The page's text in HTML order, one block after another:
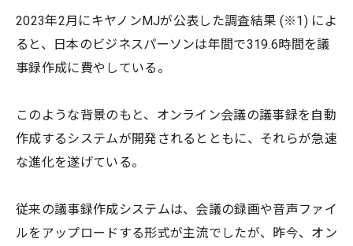
2023年2月にキヤノンMJが公表した調査結果 (※1) によ
ると、日本のビジネスパーソンは年間で319.6時間を議
事録作成に費やしている。
このような背景のもと、オンライン会議の議事録を自動
作成するシステムが開発されるとともに、それらが急速
な進化を遂げている。
従来の議事録作成システムは、会議の録画や音声ファイ
ルをアップロードする形式が主流でしたが、昨今、オン